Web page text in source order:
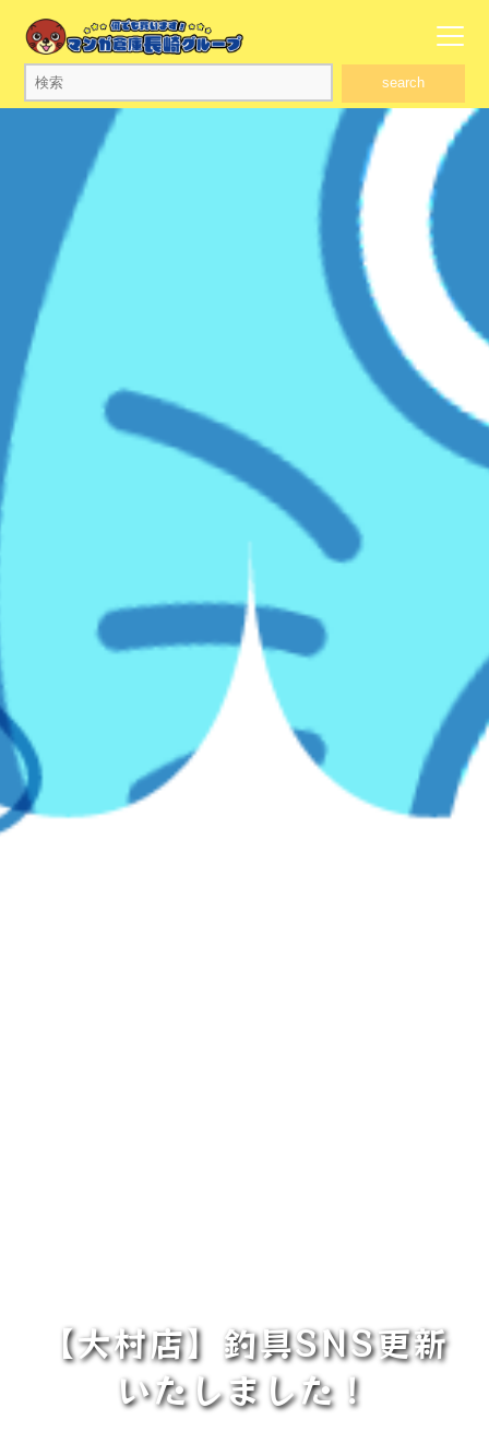
search
【大村店】釣具SNS更新
いたしました！